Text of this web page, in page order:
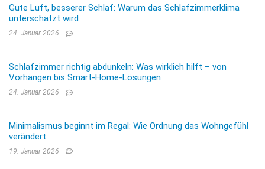
Gute Luft, besserer Schlaf: Warum das Schlafzimmerklima
unterschätzt wird
24. Januar 2026
Schlafzimmer richtig abdunkeln: Was wirklich hilft – von
Vorhängen bis Smart-Home-Lösungen
24. Januar 2026
Minimalismus beginnt im Regal: Wie Ordnung das Wohngefühl
verändert
19. Januar 2026